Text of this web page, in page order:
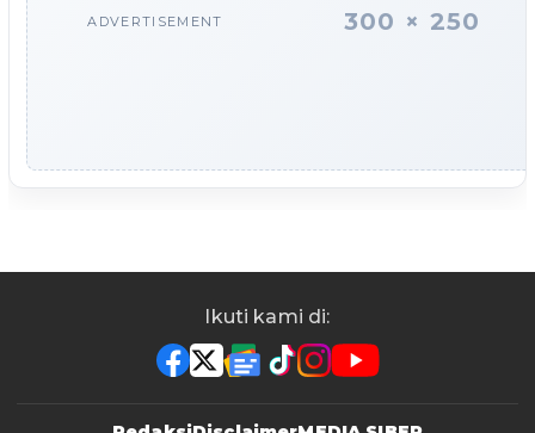
ADVERTISEMENT 300 × 250
Ikuti kami di: